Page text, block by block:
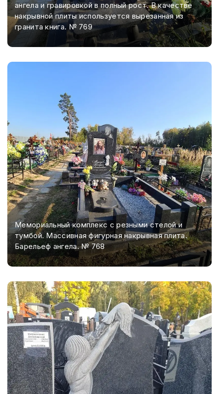
ангела и гравировкой в полный рост. В качестве
накрывной плиты используется вырезанная из
гранита книга. № 769
Мемориальный комплекс с резными стелой и
тумбой. Массивная фигурная накрывная плита.
Барельеф ангела. № 768